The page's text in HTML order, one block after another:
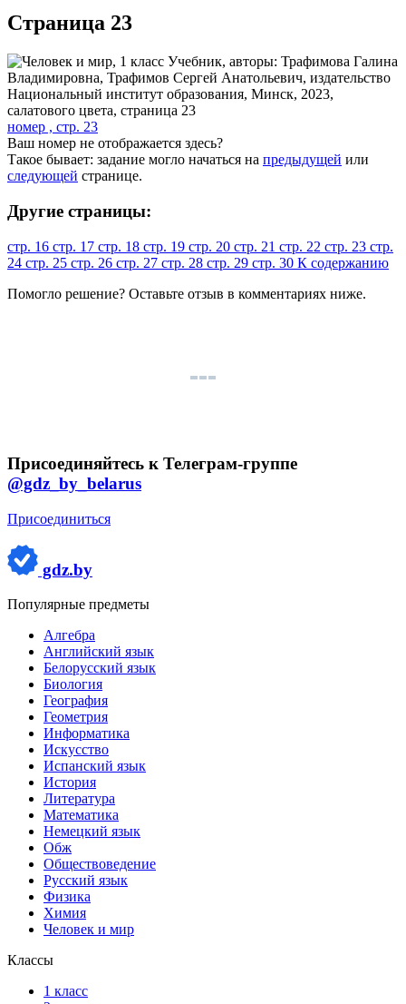
Cтраница 23
номер , стр. 23
Ваш номер не отображается здесь?
Такое бывает: задание могло начаться на предыдущей или
следующей странице.
Другие страницы:
стр. 16 стр. 17 стр. 18 стр. 19 стр. 20 стр. 21 стр. 22 стр. 23 стр.
24 стр. 25 стр. 26 стр. 27 стр. 28 стр. 29 стр. 30 К содержанию
Помогло решение? Оставьте отзыв в комментариях ниже.
Присоединяйтесь к Телеграм-группе
@gdz_by_belarus
Присоединиться
gdz.by
Популярные предметы
Алгебра
Английский язык
Белорусский язык
Биология
География
Геометрия
Информатика
Искусство
Испанский язык
История
Литература
Математика
Немецкий язык
Обж
Обществоведение
Русский язык
Физика
Химия
Человек и мир
Классы
1 класс